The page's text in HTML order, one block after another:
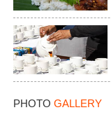
PHOTO GALLERY